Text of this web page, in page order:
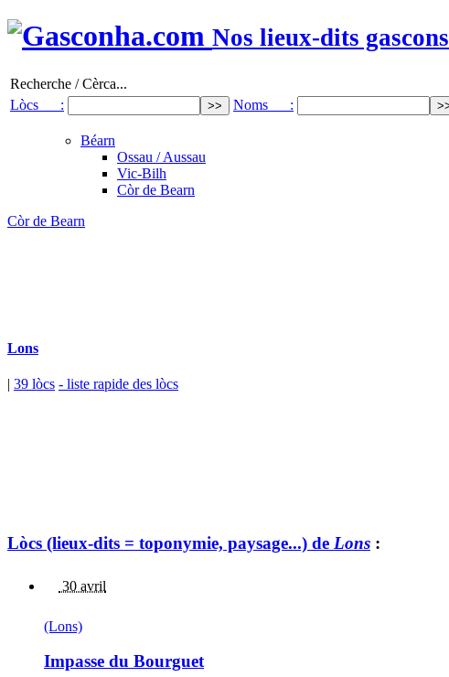
Nos lieux-dits gascons
Recherche / Cèrca...
Lòcs :
Noms :
Béarn
Ossau / Aussau
Vic-Bilh
Còr de Bearn
Còr de Bearn
Lons
| 39 lòcs - liste rapide des lòcs
Lòcs (lieux-dits = toponymie, paysage...) de Lons :
30 avril
(Lons)
Impasse du Bourguet